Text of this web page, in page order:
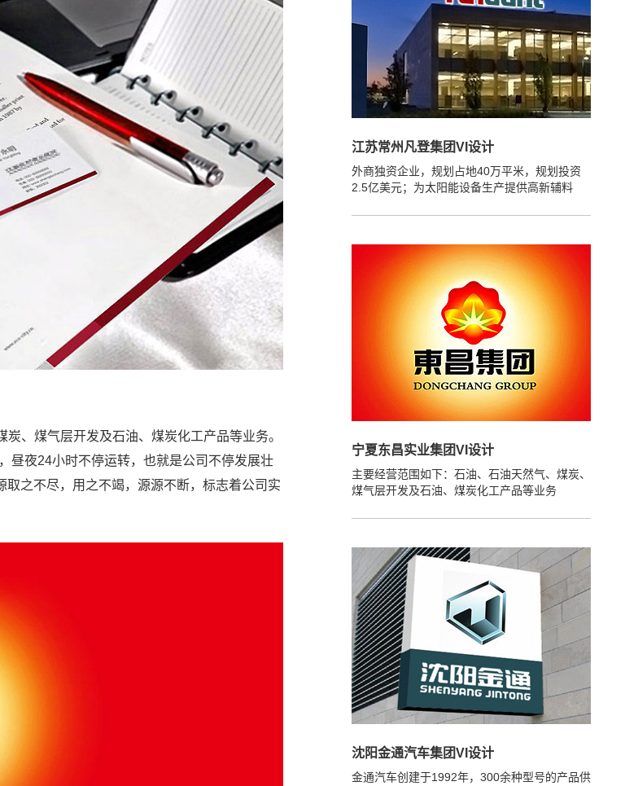
、煤气层开发及石油、煤炭化工产品等业务。
昼夜24小时不停运转，也就是公司不停发展壮
之不尽，用之不竭，源源不断，标志着公司实
江苏常州凡登集团VI设计
外商独资企业，规划占地40万平米，规划投资
2.5亿美元；为太阳能设备生产提供高新辅料
宁夏东昌实业集团VI设计
主要经营范围如下：石油、石油天然气、煤炭、
煤气层开发及石油、煤炭化工产品等业务
沈阳金通汽车集团VI设计
金通汽车创建于1992年，300余种型号的产品供